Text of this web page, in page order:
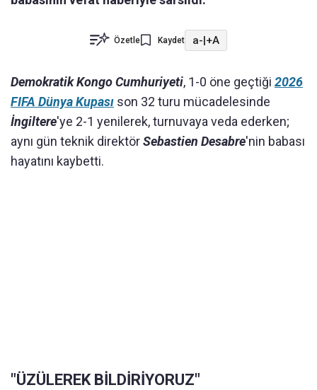
Özetle Kaydet a-|+A
Demokratik Kongo Cumhuriyeti, 1-0 öne geçtiği 2026
FIFA Dünya Kupası son 32 turu mücadelesinde
İngiltere'ye 2-1 yenilerek, turnuvaya veda ederken;
aynı gün teknik direktörSebastien Desabre'nin babası
hayatını kaybetti.
"ÜZÜLEREK BİLDİRİYORUZ"